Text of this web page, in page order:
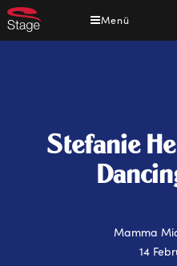
Direkt
zum
Menü
Stefanie
Mamma
14